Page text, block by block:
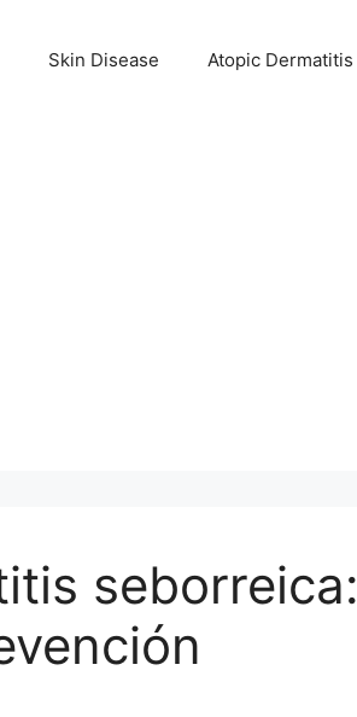
Skin Disease Atopic Dermatitis
seborreica: